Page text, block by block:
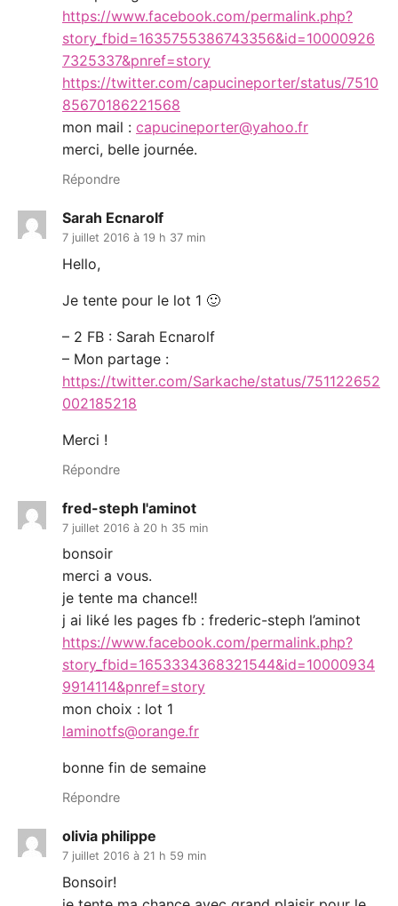
https://www.facebook.com/permalink.php?
story_fbid=1635755386743356&id=10000926
7325337&pnref=story
https://twitter.com/capucineporter/status/7510
85670186221568
mon mail : capucineporter@yahoo.fr
merci, belle journée.
Répondre
Sarah Ecnarolf
7 juillet 2016 à 19 h 37 min
Hello,
Je tente pour le lot 1 🙂
– 2 FB : Sarah Ecnarolf
– Mon partage :
https://twitter.com/Sarkache/status/751122652
002185218
Merci !
Répondre
fred-steph l'aminot
7 juillet 2016 à 20 h 35 min
bonsoir
merci a vous.
je tente ma chance!!
j ai liké les pages fb : frederic-steph l’aminot
https://www.facebook.com/permalink.php?
story_fbid=1653334368321544&id=10000934
9914114&pnref=story
mon choix : lot 1
laminotfs@orange.fr
bonne fin de semaine
Répondre
olivia philippe
7 juillet 2016 à 21 h 59 min
Bonsoir!